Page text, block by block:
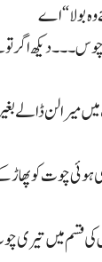
وہ بولا “اے
دیکھ اگر
میرا لن ڈالے
چوت کو پھاڑ
قسم میں تیری